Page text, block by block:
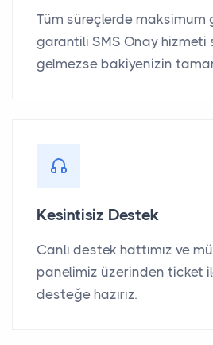
Tüm süreçlerde maksimum
garantili SMS Onay hizmeti
gelmezse bakiyenizin
Kesintisiz Destek
Canlı destek hattımız ve
panelimiz üzerinden ticket
desteğe hazırız.